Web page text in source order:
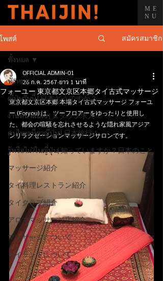
ME
NU
โพสต์ สมัครสมาชิก
ทั้งหมด
ญี่ปุ่นวันนี้ | 日本どうですか？
งานที่น่าสนใจ | スタッフ求人
คนไทยเที่ยวญี่ปุ่น | 日本旅行！
รู้หรือไม่?ในญี่ปุ่น| 知っていますか？日本のこと
マッサージ紹介
タイ料理レストラン紹介
タイクラブ紹介
アロママッサージ店紹介
マッサージについて
タイランドについて
ทั้งหมด
フォーユー 東京都文京区本郷タイ古式マッサージ
OFFICIAL ADMIN-01
26 ก.ค. 2567 ยาว 1 นาที
東京都文京区本郷 本場タイ古式マッサージ フォーユ
ー (Foryou) は、ツーフロアーをゆったりと使用し
た、都会の喧騒を忘れさせるような隠れ家風アジア
ンリラクゼーションマッサージサロンです。